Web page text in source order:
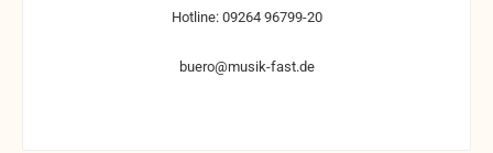
Hotline: 09264 96799-20
buero@musik-fast.de